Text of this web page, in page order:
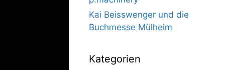
Kai Beisswenger und die
Buchmesse Mülheim
Kategorien